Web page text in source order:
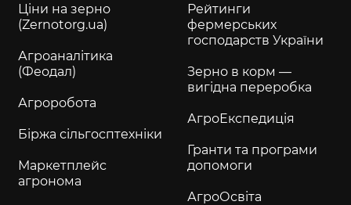
Ціни на зерно
(Zernotorg.ua)
Агроаналітика
(Феодал)
Агроробота
Біржа сільгосптехніки
Маркетплейс
агронома
Рейтинги
фермерських
господарств України
Зерно в корм —
вигідна переробка
АгроЕкспедиція
Гранти та програми
допомоги
АгроОсвіта